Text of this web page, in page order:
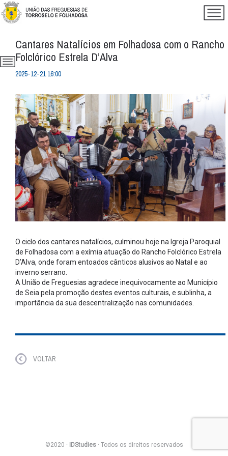
Cantares Natalícios em Folhadosa com o Rancho
Folclórico Estrela D’Alva
2025-12-21 16:00
O ciclo dos cantares natalícios, culminou hoje na Igreja Paroquial
de Folhadosa com a exímia atuação do Rancho Folclórico Estrela
D’Alva, onde foram entoados cânticos alusivos ao Natal e ao
inverno serrano.
A União de Freguesias agradece inequivocamente ao Município
de Seia pela promoção destes eventos culturais, e sublinha, a
importância da sua descentralização nas comunidades.
VOLTAR
©2020 · IDStudies· Todos os direitos reservados